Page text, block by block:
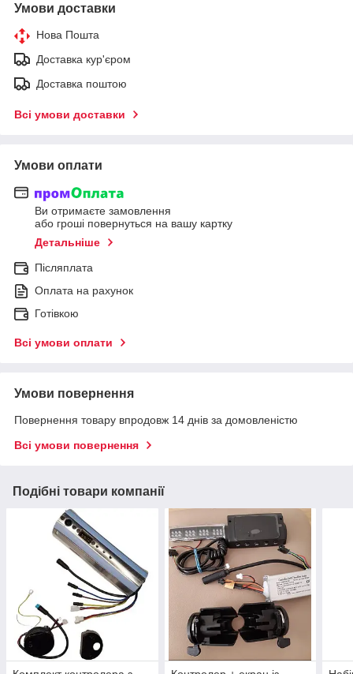
Умови доставки
Нова Пошта
Доставка кур'єром
Доставка поштою
Всі умови доставки
Умови оплати
Ви отримаєте замовлення
або гроші повернуться на вашу картку
Детальніше
Післяплата
Оплата на рахунок
Готівкою
Всі умови оплати
Умови повернення
Повернення товару впродовж 14 днів за домовленістю
Всі умови повернення
Подібні товари компанії